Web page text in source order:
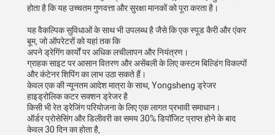
होता है कि यह उच्चतम गुणवत्ता और सुरक्षा मानकों को पूरा करता है।
यह वैकल्पिक सुविधाओं के साथ भी उपलब्ध है जैसे कि एक स्पूड कैरी और एंकर
बूम, जो ऑपरेटरों को यहां तक कि
अपने ड्रेगिंग कार्यों पर अधिक लचीलापन और नियंत्रण।
ग्राहक साइट पर आसान वितरण और असेंबली के लिए कस्टम बिल्डिंग विकल्पों
और कंटेनर शिपिंग का लाभ उठा सकते हैं।
केवल एक की न्यूनतम आदेश मात्रा के साथ, Yongsheng ड्रेजर
हाइड्रोलिक कटर सक्शन ड्रेजर है
किसी भी रेत ड्रेजिंग परियोजना के लिए एक लागत प्रभावी समाधान।
ऑर्डर प्रोसेसिंग और डिलीवरी का समय 30% डिपॉजिट प्राप्त होने के बाद
केवल 30 दिन का होता है,